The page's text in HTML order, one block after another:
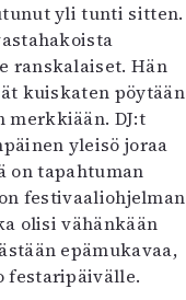
yli tunti sitten.
ranskalaiset. Hän
kuiskaten pöytään
merkkiään. DJ:t
yleisö joraa
on tapahtuman
festivaaliohjelman
olisi vähänkään
epämukavaa,
festaripäivälle.